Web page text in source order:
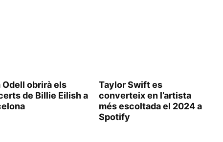
Odell obrirà els
de Billie Eilish a
Taylor Swift es
converteix en l’artista
més escoltada el 2024 a
Spotify